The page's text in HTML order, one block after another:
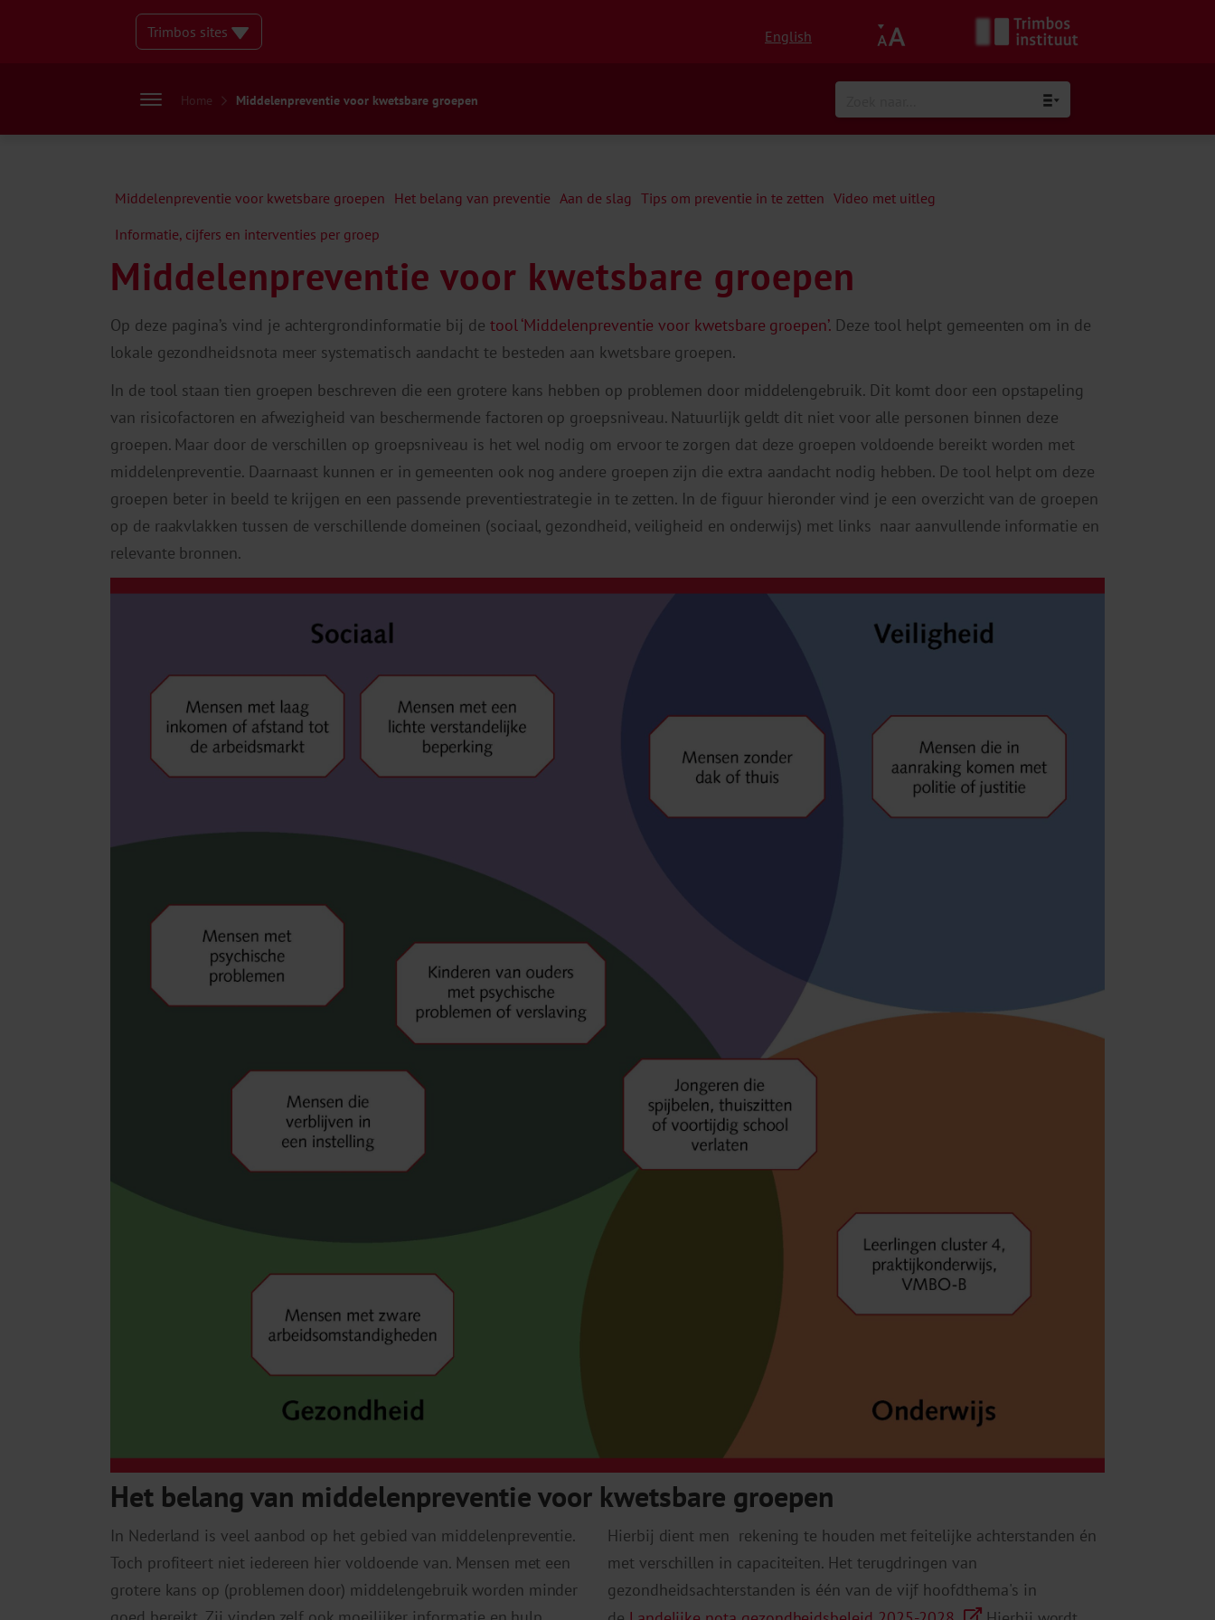
Trimbos sites English
Home Middelenpreventie voor kwetsbare groepen
Middelenpreventie voor kwetsbare groepen Het belang van preventie Aan de slag Tips om preventie in te zetten Video met uitleg
Informatie, cijfers en interventies per groep
Middelenpreventie voor kwetsbare groepen
Op deze pagina’s vind je achtergrondinformatie bij de tool ‘Middelenpreventie voor kwetsbare groepen’.Deze tool helpt gemeenten om in de
lokale gezondheidsnota meer systematisch aandacht te besteden aan kwetsbare groepen.
In de tool staan tien groepen beschreven die een grotere kans hebben op problemen door middelengebruik. Dit komt door een opstapeling
van risicofactoren en afwezigheid van beschermende factoren op groepsniveau. Natuurlijk geldt dit niet voor alle personen binnen deze
groepen. Maar door de verschillen op groepsniveau is het wel nodig om ervoor te zorgen dat deze groepen voldoende bereikt worden met
middelenpreventie. Daarnaast kunnen er in gemeenten ook nog andere groepen zijn die extra aandacht nodig hebben. De tool helpt om deze
groepen beter in beeld te krijgen en een passende preventiestrategie in te zetten. In de figuur hieronder vind je een overzicht van de groepen
op de raakvlakken tussen de verschillende domeinen (sociaal, gezondheid, veiligheid en onderwijs) met links naar aanvullende informatie en
relevante bronnen.
Het belang van middelenpreventie voor kwetsbare groepen
In Nederland is veel aanbod op het gebied van middelenpreventie.
Toch profiteert niet iedereen hier voldoende van. Mensen met een
grotere kans op (problemen door) middelengebruik worden minder
Hierbij dient men rekening te houden met feitelijke achterstanden én
met verschillen in capaciteiten. Het terugdringen van
gezondheidsachterstanden is één van de vijf hoofdthema's in